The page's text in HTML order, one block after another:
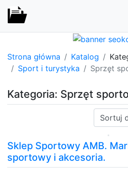
Strona główna Katalog
Sport i turystyka
Sprzęt
Kategoria: Sprzęt
Sortuj:
Sklep Sportowy AMB.
sportowy i akcesoria.